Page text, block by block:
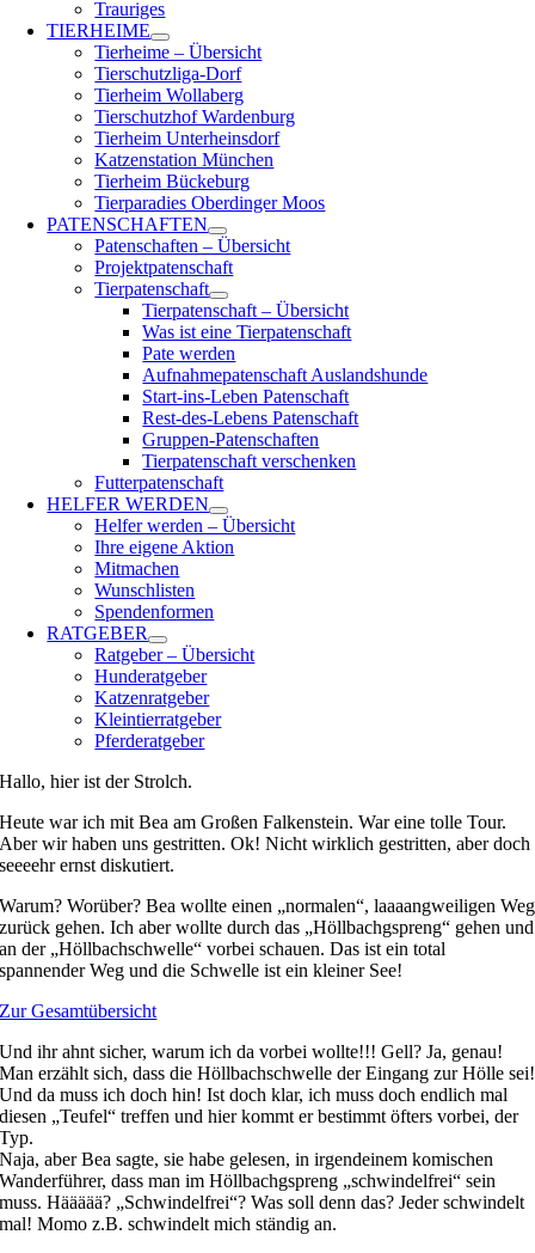
Trauriges
TIERHEIME
Tierheime – Übersicht
Tierschutzliga-Dorf
Tierheim Wollaberg
Tierschutzhof Wardenburg
Tierheim Unterheinsdorf
Katzenstation München
Tierheim Bückeburg
Tierparadies Oberdinger Moos
PATENSCHAFTEN
Patenschaften – Übersicht
Projektpatenschaft
Tierpatenschaft
Tierpatenschaft – Übersicht
Was ist eine Tierpatenschaft
Pate werden
Aufnahmepatenschaft Auslandshunde
Start-ins-Leben Patenschaft
Rest-des-Lebens Patenschaft
Gruppen-Patenschaften
Tierpatenschaft verschenken
Futterpatenschaft
HELFER WERDEN
Helfer werden – Übersicht
Ihre eigene Aktion
Mitmachen
Wunschlisten
Spendenformen
RATGEBER
Ratgeber – Übersicht
Hunderatgeber
Katzenratgeber
Kleintierratgeber
Pferderatgeber
Hallo, hier ist der Strolch.
Heute war ich mit Bea am Großen Falkenstein. War eine tolle Tour.
Aber wir haben uns gestritten. Ok! Nicht wirklich gestritten, aber doch
seeeehr ernst diskutiert.
Warum? Worüber? Bea wollte einen „normalen“, laaaangweiligen Weg
zurück gehen. Ich aber wollte durch das „Höllbachgspreng“ gehen und
an der „Höllbachschwelle“ vorbei schauen. Das ist ein total
spannender Weg und die Schwelle ist ein kleiner See!
Zur Gesamtübersicht
Und ihr ahnt sicher, warum ich da vorbei wollte!!! Gell? Ja, genau!
Man erzählt sich, dass die Höllbachschwelle der Eingang zur Hölle sei!
Und da muss ich doch hin! Ist doch klar, ich muss doch endlich mal
diesen „Teufel“ treffen und hier kommt er bestimmt öfters vorbei, der
Typ.
Naja, aber Bea sagte, sie habe gelesen, in irgendeinem komischen
Wanderführer, dass man im Höllbachgspreng „schwindelfrei“ sein
muss. Häääää? „Schwindelfrei“? Was soll denn das? Jeder schwindelt
mal! Momo z.B. schwindelt mich ständig an.